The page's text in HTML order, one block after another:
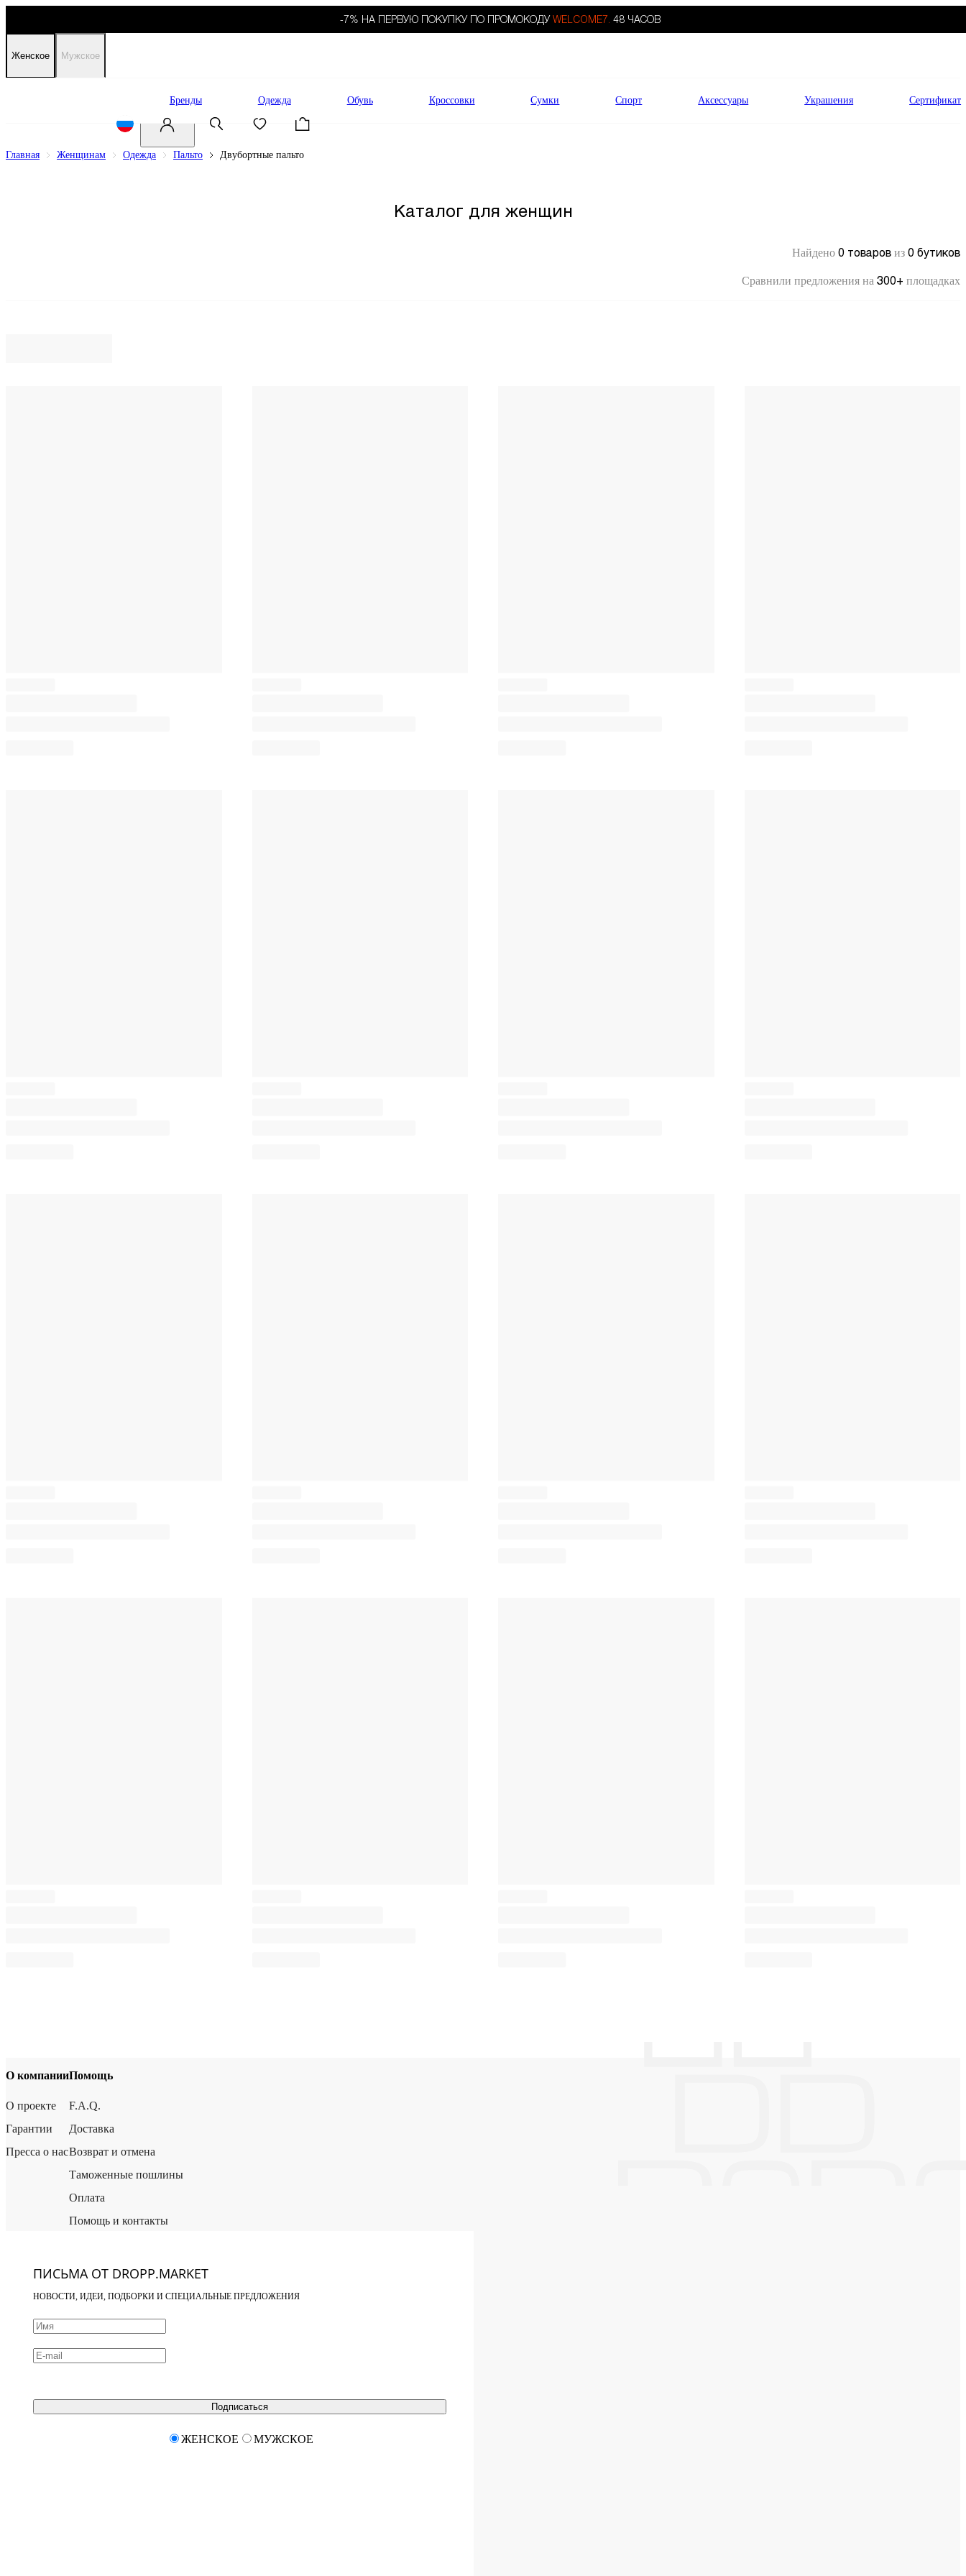
-7% НА ПЕРВУЮ ПОКУПКУ ПО ПРОМОКОДУ WELCOME7. 48 ЧАСОВ
Женское Мужское
Бренды Одежда Обувь Кроссовки Сумки Спорт Аксессуары Украшения Сертификат
Главная Женщинам Одежда Пальто Двубортные пальто
Каталог для женщин
Найдено 0 товаров из 0 бутиков
Сравнили предложения на 300+ площадках
О компании
О проекте
Гарантии
Пресса о нас
Помощь
F.A.Q.
Доставка
Возврат и отмена
Таможенные пошлины
Оплата
Помощь и контакты
ПИСЬМА ОТ DROPP.MARKET
НОВОСТИ, ИДЕИ, ПОДБОРКИ И СПЕЦИАЛЬНЫЕ ПРЕДЛОЖЕНИЯ
Подписаться
ЖЕНСКОЕ МУЖСКОЕ